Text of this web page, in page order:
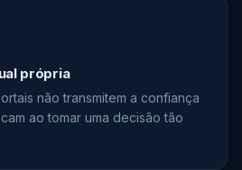
própria
não transmitem a confiança
ao tomar uma decisão tão